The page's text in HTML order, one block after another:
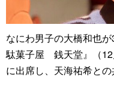
なにわ男子の大橋和也
駄菓子屋 銭天堂』（12
に出席し、天海祐希との